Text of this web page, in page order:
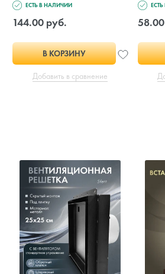
ЕСТЬ В НАЛИЧИИ
144.00 руб.
В КОРЗИНУ
Добавить в сравнение